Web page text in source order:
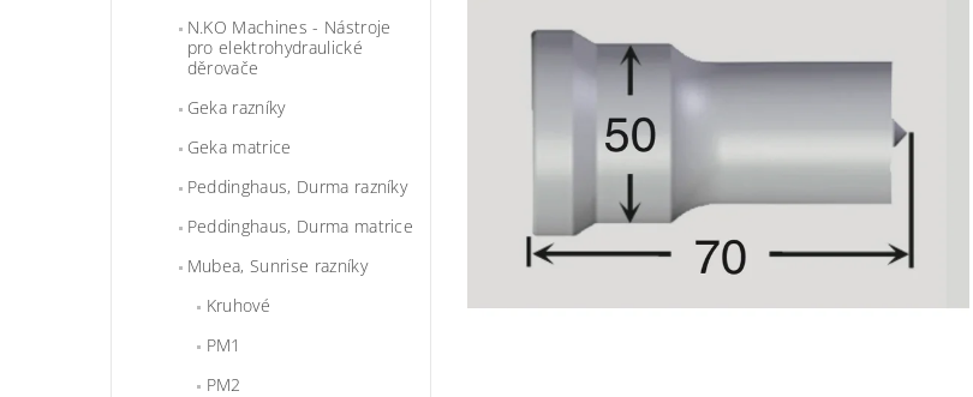
N.KO Machines - Nástroje
pro elektrohydraulické
děrovače
Geka razníky
Geka matrice
Peddinghaus, Durma razníky
Peddinghaus, Durma matrice
Mubea, Sunrise razníky
Kruhové
PM1
PM2